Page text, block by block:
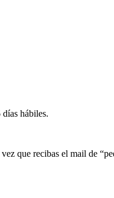
hábiles.
que recibas el mail de